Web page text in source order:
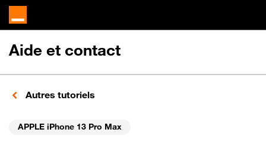
Aide et contact
Autres tutoriels
APPLE iPhone 13 Pro Max